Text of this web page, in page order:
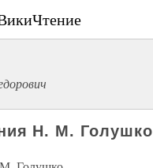
Н. М. Голушко